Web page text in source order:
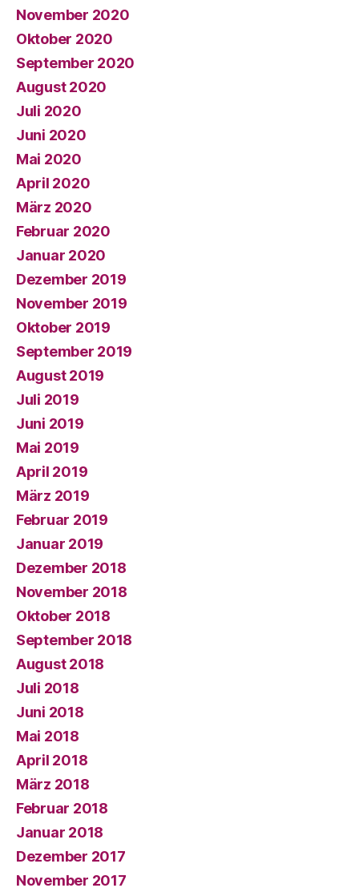
November 2020
Oktober 2020
September 2020
August 2020
Juli 2020
Juni 2020
Mai 2020
April 2020
März 2020
Februar 2020
Januar 2020
Dezember 2019
November 2019
Oktober 2019
September 2019
August 2019
Juli 2019
Juni 2019
Mai 2019
April 2019
März 2019
Februar 2019
Januar 2019
Dezember 2018
November 2018
Oktober 2018
September 2018
August 2018
Juli 2018
Juni 2018
Mai 2018
April 2018
März 2018
Februar 2018
Januar 2018
Dezember 2017
November 2017